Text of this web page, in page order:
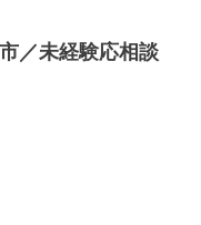
／未経験応相談